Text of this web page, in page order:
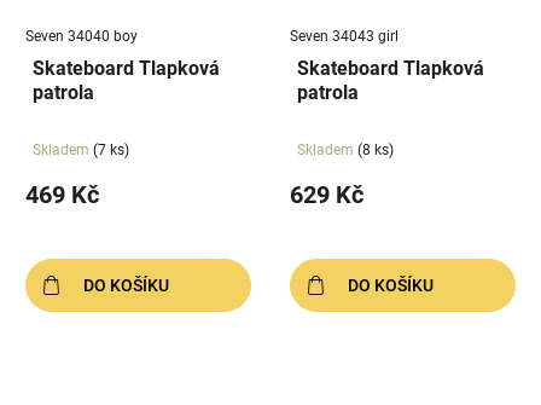
Seven 34040 boy
Skateboard Tlapková
patrola
Skladem (7 ks)
469 Kč
DO KOŠÍKU
Seven 34043 girl
Skateboard Tlapková
patrola
Skladem (8 ks)
629 Kč
DO KOŠÍKU